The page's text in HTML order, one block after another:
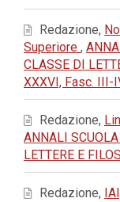
Redazione,
Superiore ,
CLASSE DI
XXXVI, Fasc. III-
Redazione,
ANNALI
LETTERE E
Redazione,